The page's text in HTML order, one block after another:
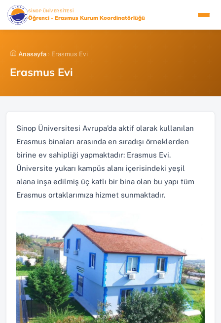
İçeriğe
atla
SİNOP ÜNİVERSİTESİ(YENI SEKMEDE AÇILIR)
Öğrenci - Erasmus Kurum Koordinatörlüğü
Anasayfa Erasmus Evi
Erasmus Evi
Sinop Üniversitesi Avrupa’da aktif olarak kullanılan
Erasmus binaları arasında en sıradışı örneklerden
birine ev sahipliği yapmaktadır: Erasmus Evi.
Üniversite yukarı kampüs alanı içerisindeki yeşil
alana inşa edilmiş üç katlı bir bina olan bu yapı tüm
Erasmus ortaklarımıza hizmet sunmaktadır.